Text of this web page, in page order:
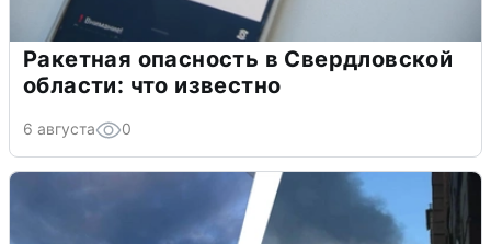
Ракетная опасность в Свердловской
области: что известно
6 августа 0